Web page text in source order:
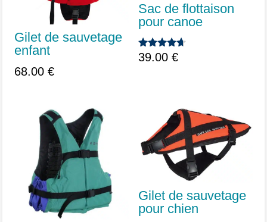
Gilet de sauvetage
enfant
68.00€
Sac de flottaison
pour canoe
Note
39.00 €
Gilet de sauvetage
pour chien